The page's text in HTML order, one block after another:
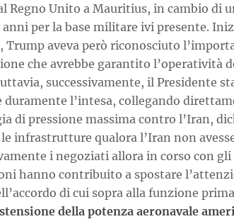
Regno Unito a Mauritius, in cambio di
per la base militare ivi presente.
Trump aveva però riconosciuto
che avrebbe garantito l’operatività
successivamente, il Presidente
l’intesa, collegando
di pressione massima contro l’Iran,
infrastrutture qualora l’Iran non
i negoziati allora in corso con
hanno contribuito a spostare
di cui sopra alla funzione
della potenza aeronavale